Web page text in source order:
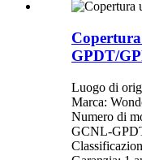
GPDT/
Luogo di
Marca:
Numero di
GCNL-